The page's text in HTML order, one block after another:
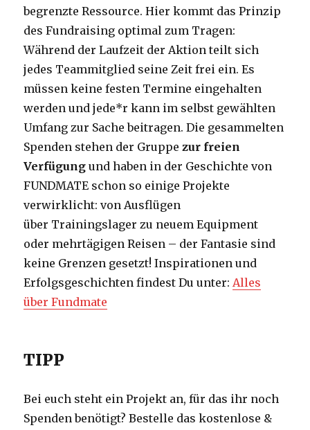
begrenzte Ressource. Hier kommt das Prinzip
des Fundraising optimal zum Tragen:
Während der Laufzeit der Aktion teilt sich
jedes Teammitglied seine Zeit frei ein. Es
müssen keine festen Termine eingehalten
werden und jede*r kann im selbst gewählten
Umfang zur Sache beitragen. Die gesammelten
Spenden stehen der Gruppezur freien
Verfügung und haben in der Geschichte von
FUNDMATE schon so einige Projekte
verwirklicht: von Ausflügen
über Trainingslager zu neuem Equipment
oder mehrtägigen Reisen – der Fantasie sind
keine Grenzen gesetzt! Inspirationen und
Erfolgsgeschichten findest Du unter:Alles
über Fundmate
TIPP
Bei euch steht ein Projekt an, für das ihr noch
Spenden benötigt? Bestelle das kostenlose &